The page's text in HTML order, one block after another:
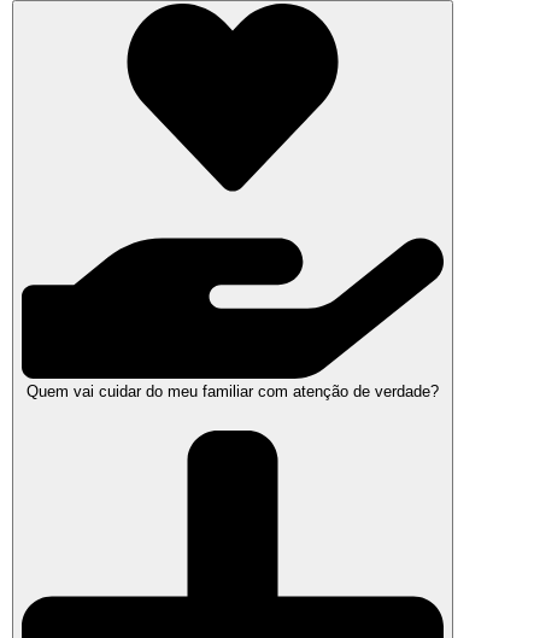
Quem vai cuidar do meu familiar com atenção de verdade?